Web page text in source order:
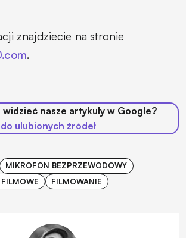
znajdziecie na stronie
.
nasze artykuły w Google?
ulubionych źródeł
MIKROFON BEZPRZEWODOWY
FILMOWANIE